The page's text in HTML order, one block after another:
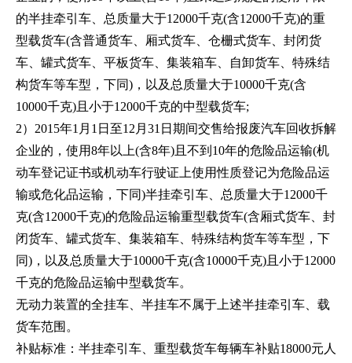
的半挂牵引车、总质量大于12000千克(含12000千克)的重
型载货车(含普通货车、厢式货车、仓栅式货车、封闭货
车、罐式货车、平板货车、集装箱车、自卸货车、特殊结
构货车等车型，下同)，以及总质量大于10000千克(含
10000千克)且小于12000千克的中型载货车;
2）2015年1月1日至12月31日期间交售给报废汽车回收拆解
企业的，使用8年以上(含8年)且不到10年的危险品运输(机
动车登记证书或机动车行驶证上使用性质登记为危险品运
输或危化品运输，下同)半挂牵引车、总质量大于12000千
克(含12000千克)的危险品运输重型载货车(含厢式货车、封
闭货车、罐式货车、集装箱车、特殊结构货车等车型，下
同)，以及总质量大于10000千克(含10000千克)且小于12000
千克的危险品运输中型载货车。
无动力装置的全挂车、半挂车不属于上述半挂牵引车、载
货车范围。
补贴标准：半挂牵引车、重型载货车每辆车补贴18000元人